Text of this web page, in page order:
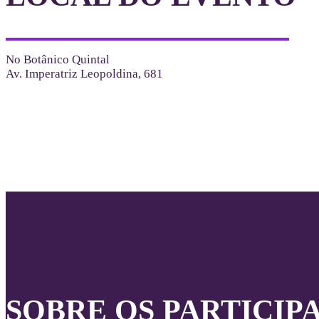
No Botânico Quintal
Av. Imperatriz Leopoldina, 681
SOBRE OS